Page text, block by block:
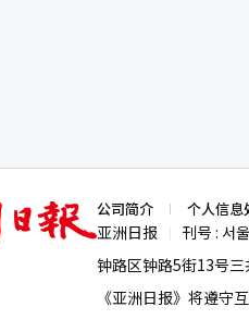
公司简介 个人信息
亚洲日报 刊号 : 서
钟路区钟路5街13号
《亚洲日报》将遵守